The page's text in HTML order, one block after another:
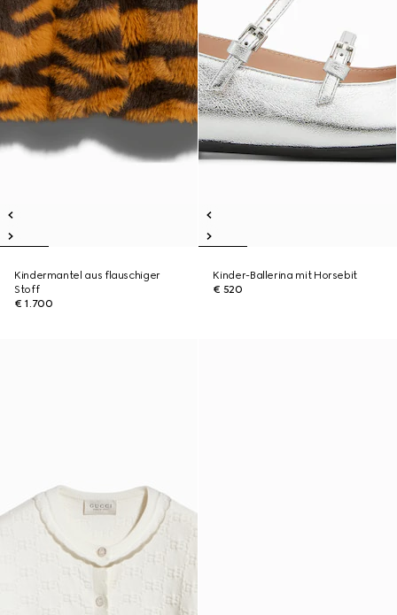
Kindermantel aus flauschiger
Stoff
€ 1.700
Kinder-Ballerina mit Horsebit
€ 520